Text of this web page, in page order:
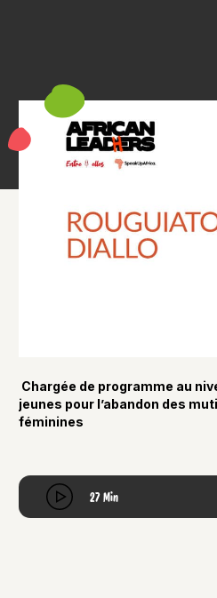
Chargée de programme au
jeunes pour l’abandon des
féminines
27 Min